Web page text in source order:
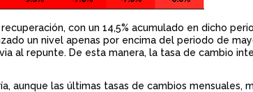
con un 14,5% acumulado en dicho
un nivel apenas por encima del periodo de
al repunte. De esta manera, la tasa de cambio
aunque las últimas tasas de cambios mensuales,